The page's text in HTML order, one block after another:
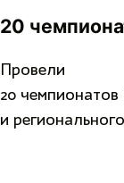
20
Провели
20 чемпионатов
и